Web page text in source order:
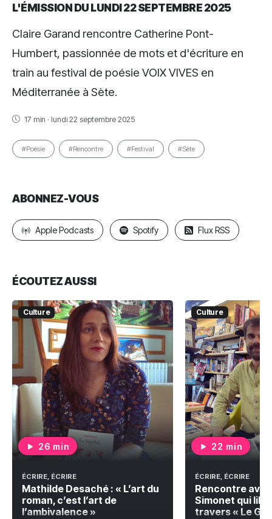
L'ÉMISSION DU LUNDI 22 SEPTEMBRE 2025
Claire Garand rencontre Catherine Pont-
Humbert, passionnée de mots et d'écriture en
train au festival de poésie VOIX VIVES en
Méditerranée à Sète.
17 min · lundi 22 septembre 2025
#Poésie #Rencontre #Festival #Sète
ABONNEZ-VOUS
Apple Podcasts Spotify Flux RSS
ÉCOUTEZ AUSSI
Culture
26 min
ÉCRIRE, ÉCRIRE
Mathilde Desaché : « L’art du
roman, c’est l’art de
l’ambivalence »
Culture
22 min
ÉCRIRE, ÉCRIRE
Rencontre
Simonet qui
travers « Le